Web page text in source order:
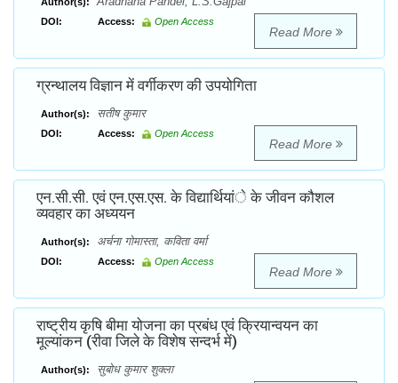
DOI: Access: Open Access
Read More
ग्रन्थालय विज्ञान में वर्गीकरण की उपयोगिता
Author(s): सतीष कुमार
DOI: Access: Open Access
Read More
एन.सी.सी. एवं एन.एस.एस. के विद्यार्थियांे के जीवन कौशल
व्यवहार का अध्ययन
Author(s): अर्चना गोमास्ता, कविता वर्मा
DOI: Access: Open Access
Read More
राष्ट्रीय कृषि बीमा योजना का प्रबंध एवं क्रियान्वयन का
मूल्यांकन (रीवा जिले के विशेष सन्दर्भ में)
Author(s): सुबोध कुमार शुक्ला